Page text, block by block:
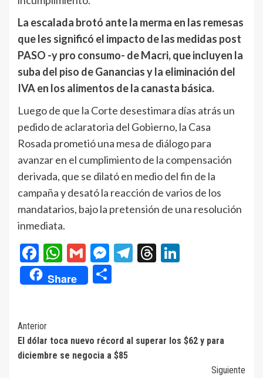
La escalada brotó ante la merma en las remesas
que les significó el impacto de las medidas post
PASO -y pro consumo- de Macri, que incluyen la
suba del piso de Ganancias y la eliminación del
IVA en los alimentos de la canasta básica.
Luego de que la Corte desestimara días atrás un
pedido de aclaratoria del Gobierno, la Casa
Rosada prometió una mesa de diálogo para
avanzar en el cumplimiento de la compensación
derivada, que se dilató en medio del fin de la
campaña y desató la reacción de varios de los
mandatarios, bajo la pretensión de una resolución
inmediata.
Facebook
WhatsApp
GmailMessenger
Telegram
Threads
Share
Navegación
de
Anterior
El dólar toca nuevo récord al superar los $62 y para
diciembre se negocia a $85
Siguiente